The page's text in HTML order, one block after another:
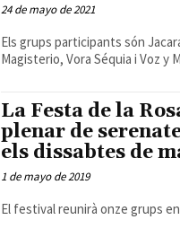
24 de mayo de 2021
Els grups participants són
Magisterio, Vora Séquia i Voz y
La Festa de la
plenar de
els dissabtes de
1 de mayo de 2019
El festival reunirà onze grups